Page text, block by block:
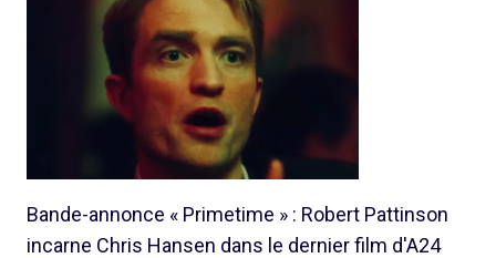
Bande-annonce « Primetime » : Robert Pattinson
incarne Chris Hansen dans le dernier film d'A24